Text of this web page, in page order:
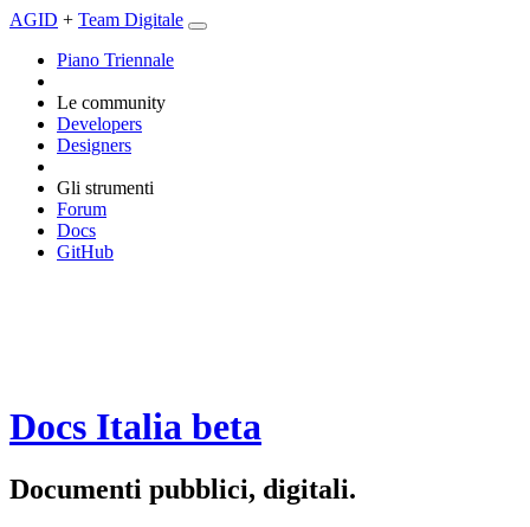
AGID + Team Digitale
Piano Triennale
Le community
Developers
Designers
Gli strumenti
Forum
Docs
GitHub
Docs Italia beta
Documenti pubblici, digitali.